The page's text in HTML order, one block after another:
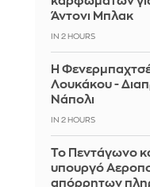
Άντονι Μπλακ
IN 2 HOURS
Η
Λουκάκου -
Νάπολι
IN 2 HOURS
Το Πεντάγωνο
υπουργό
απόρρητων